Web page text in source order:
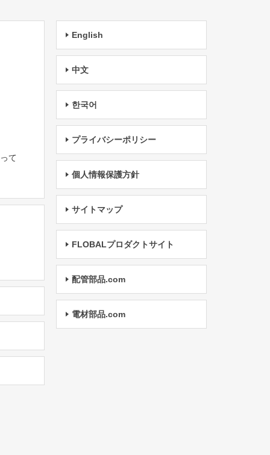
て
English
中文
한국어
プライバシーポリシー
個人情報保護方針
サイトマップ
FLOBALプロダクトサイト
配管部品.com
電材部品.com